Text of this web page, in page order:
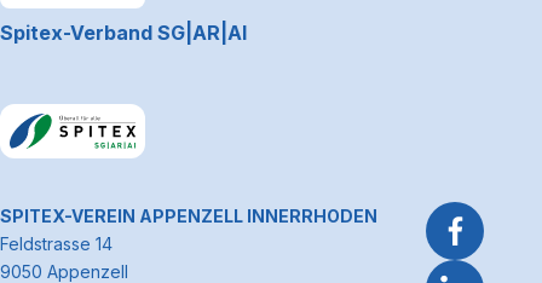
Link zum Premiumpartner: Allianz
Spitex-Verband SG|AR|AI
~Kontaktinformationen
SPITEX-VEREIN APPENZELL INNERRHODEN
Feldstrasse 14
9050 Appenzell